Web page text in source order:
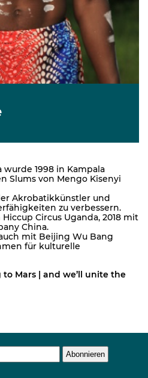
wurde 1998 in Kampala
Slums von Mengo Kisenyi
Akrobatikkünstler und
zu verbessern.
Circus Uganda, 2018 mit
China.
mit Beijing Wu Bang
für kulturelle
Mars | and we’ll unite the